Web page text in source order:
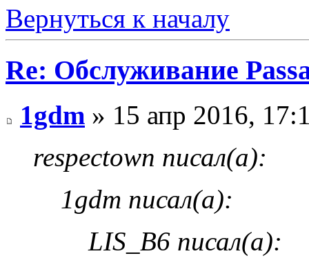
Вернуться к началу
Re: Обслуживание
1gdm » 15 апр 2016,
respectown писал(а):
1gdm писал(а):
LIS_B6 писал(а):